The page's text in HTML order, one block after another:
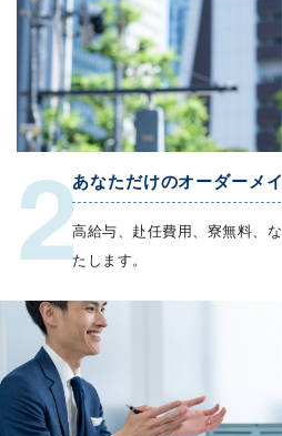
2あなただけのオーダーメ
高給与、赴任費用、寮無料、
たします。